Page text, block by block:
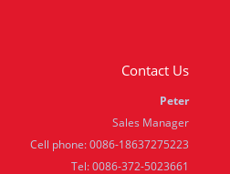
Contact Us
Peter
Sales Manager
Cell phone: 0086-18637275223
Tel: 0086-372-5023661